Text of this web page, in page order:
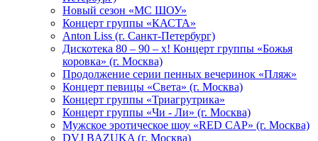
Новый сезон «МС ШОУ»
Концерт группы «КАСТА»
Anton Liss (г. Санкт-Петербург)
Дискотека 80 – 90 – х! Концерт группы «Божья
коровка» (г. Москва)
Продолжение серии пенных вечеринок «Пляж»
Концерт певицы «Света» (г. Москва)
Концерт группы «Триагрутрика»
Концерт группы «Чи - Ли» (г. Москва)
Мужское эротическое шоу «RED CAP» (г. Москва)
DVJ BAZUKA (г. Москва)